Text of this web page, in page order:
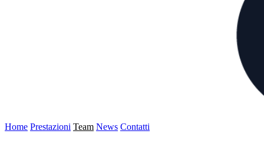
Home Prestazioni Team News Contatti